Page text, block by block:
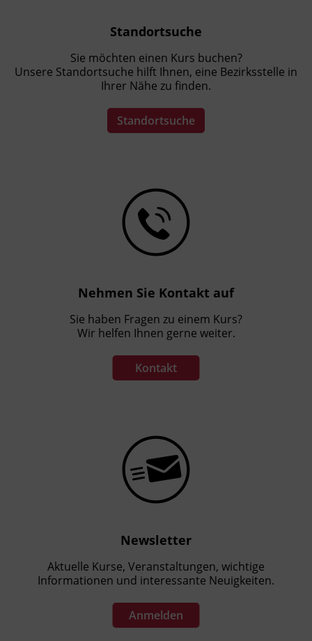
Standortsuche
Sie möchten einen Kurs buchen?
Unsere Standortsuche hilft Ihnen, eine Bezirksstelle in
Ihrer Nähe zu finden.
Standortsuche
Nehmen Sie Kontakt auf
Sie haben Fragen zu einem Kurs?
Wir helfen Ihnen gerne weiter.
Kontakt
Newsletter
Aktuelle Kurse, Veranstaltungen, wichtige
Informationen und interessante Neuigkeiten.
Anmelden